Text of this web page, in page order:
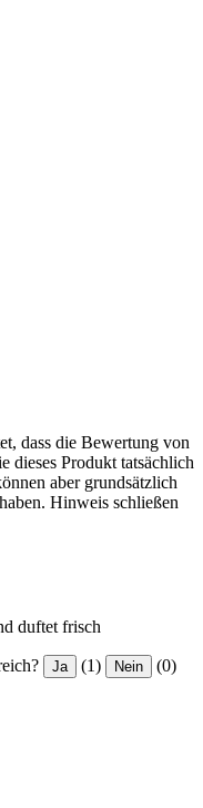
dass die Bewertung von
dieses Produkt tatsächlich
aber grundsätzlich
Hinweis schließen
duftet frisch
Ja (1) Nein (0)